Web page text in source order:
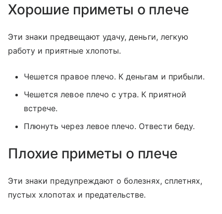
Хорошие приметы о плече
Эти знаки предвещают удачу, деньги, легкую
работу и приятные хлопоты.
Чешется правое плечо. К деньгам и прибыли.
Чешется левое плечо с утра. К приятной
встрече.
Плюнуть через левое плечо. Отвести беду.
Плохие приметы о плече
Эти знаки предупреждают о болезнях, сплетнях,
пустых хлопотах и предательстве.